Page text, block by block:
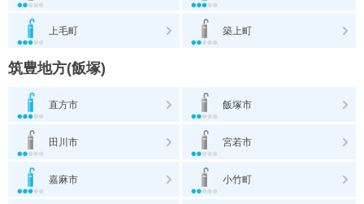
上毛町 築上町
筑豊地方(飯塚)
直方市 飯塚市
田川市 宮若市
嘉麻市 小竹町